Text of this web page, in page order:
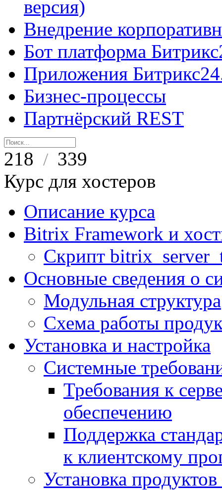
версия)
Внедрение
Бот платформа
Приложения
Бизнес-процессы
Партнёрский REST
218 / 339
Курс для хостеров
Описание курса
Bitrix Framework и
Скрипт
Основные сведения о
Модульная структура
Схема работы
Установка и настройка
Системные
Требования к
обеспечению
Поддержка
к клиентскому
Установка